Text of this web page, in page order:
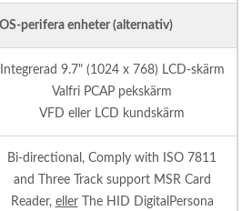
perifera enheter (alternativ)
Integrerad 9.7" (1024 x 768) LCD-skärm
Valfri PCAP pekskärm
VFD eller LCD kundskärm
Bi-directional, Comply with ISO 7811
and Three Track support MSR Card
Reader, ellerThe HID DigitalPersona